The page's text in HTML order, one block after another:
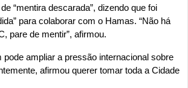
“mentira descarada”, dizendo que foi
para colaborar com o Hamas. “Não há
pare de mentir”, afirmou.
pode ampliar a pressão internacional sobre
afirmou querer tomar toda a Cidade